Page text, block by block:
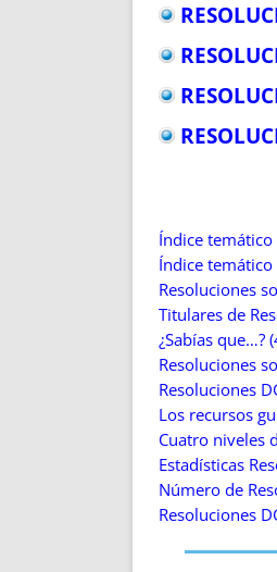
Índice
Índice
Resoluciones
Titulares de
¿Sabías que…?
Resoluciones
Resoluciones
Los recursos
Cuatro niveles
Estadísticas
Número de
Resoluciones